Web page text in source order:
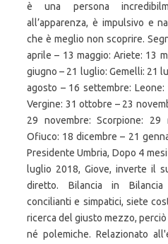
è una persona
all’apparenza, è impulsivo e
che è meglio non scoprire.
aprile – 13 maggio: Ariete: 13
giugno – 21 luglio: Gemelli: 21
agosto – 16 settembre:
Vergine: 31 ottobre – 23
29 novembre: Scorpione: 29
Ofiuco: 18 dicembre – 21
Presidente Umbria, Dopo 4
luglio 2018, Giove, inverte il
diretto. Bilancia in Bilancia
concilianti e simpatici, siete
ricerca del giusto mezzo,
né polemiche. Relazionato